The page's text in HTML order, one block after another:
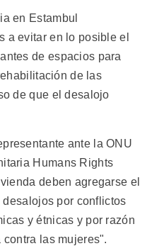
en Estambul
a evitar en lo posible el
de espacios para
de las
de que el desalojo
ante la ONU
Humans Rights
deben agregarse el
por conflictos
y étnicas y por razón
las mujeres".